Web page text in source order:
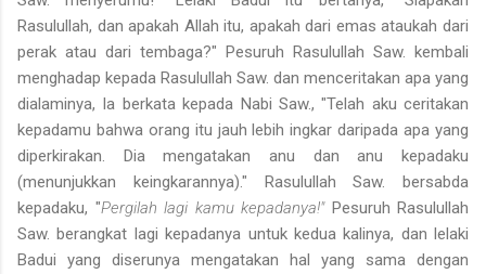
Rasulullah, dan apakah Allah itu, apakah dari emas ataukah dari
perak atau dari tembaga?" Pesuruh Rasulullah Saw. kembali
menghadap kepada Rasulullah Saw. dan menceritakan apa yang
dialaminya, Ia berkata kepada Nabi Saw., "Telah aku ceritakan
kepadamu bahwa orang itu jauh lebih ingkar daripada apa yang
diperkirakan. Dia mengatakan anu dan anu kepadaku
(menunjukkan keingkarannya)." Rasulullah Saw. bersabda
kepadaku, "Pergilah lagi kamu kepadanya!" Pesuruh Rasulullah
Saw. berangkat lagi kepadanya untuk kedua kalinya, dan lelaki
Badui yang diserunya mengatakan hal yang sama dengan